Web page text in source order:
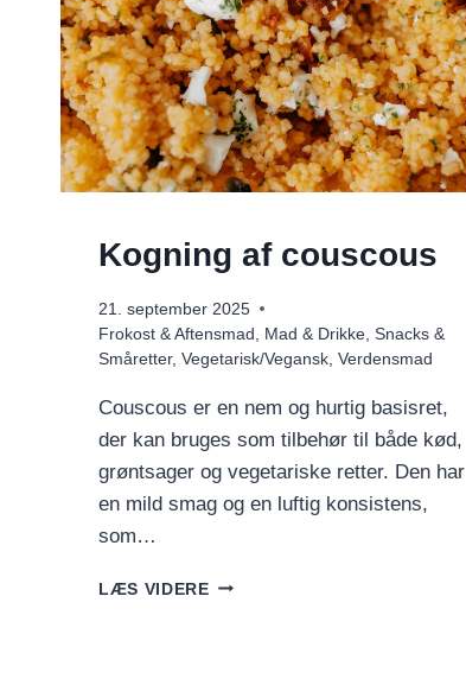
Kogning af couscous
21. september 2025
Frokost & Aftensmad
Mad & Drikke Snacks &
Småretter, Vegetarisk/Vegansk Verdensmad
Couscous er en nem og hurtig basisret,
der kan bruges som tilbehør til både kød,
grøntsager og vegetariske retter. Den har
en mild smag og en luftig konsistens,
som…
LÆS VIDEREKOGNING